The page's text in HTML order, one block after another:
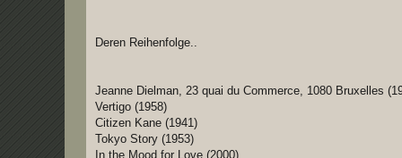
Deren Reihenfolge..
Jeanne Dielman, 23 quai du Commerce, 1080 Bruxelles
Vertigo (1958)
Citizen Kane (1941)
Tokyo Story (1953)
In the Mood for Love (2000)